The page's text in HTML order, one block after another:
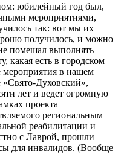
юбилейный год был,
мероприятиями,
так: вот мы их
получилось, и можно
помешал выполнять
какая есть в городском
в нашем
«Свято-Духовский»,
лет и ведет огромную
проекта
региональным
реабилитации и
с Лаврой, прошли
для инвалидов. (Вообще